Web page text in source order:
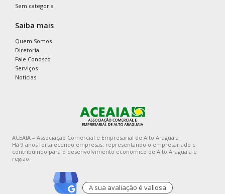
Sem categoria
Saiba mais
Quem Somos
Diretoria
Fale Conosco
Serviços
Notícias
ACEAIA – Associação Comercial e Empresarial de Alto Araguaia
Há 9 anos fortalecendo empresas, representando o empresariado e
contribuindo para o desenvolvimento econômico de Alto Araguaia e
região.
A sua avaliaçào é valiosa